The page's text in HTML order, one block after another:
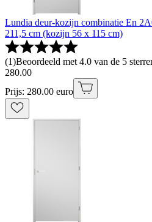
Lundia deur-kozijn combinatie En
211,5 cm (kozijn 56 x 115 cm)
(1)Beoordeeld met 4.0 van de 5
280.00
Prijs: 280.00 euro